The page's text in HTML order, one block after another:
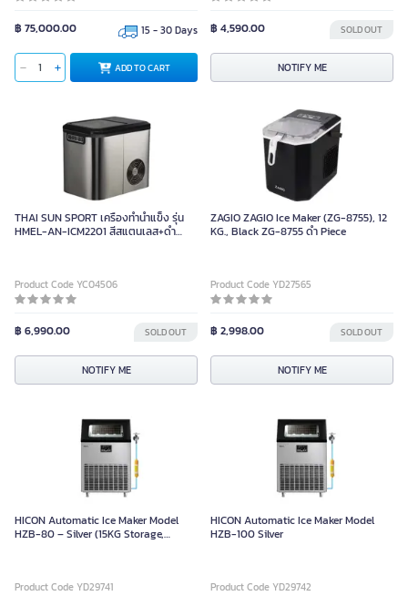
฿ 75,000.00 15 - 30 Days
ADD TO CART
Size
Half Cube
Standard Cube
ADD TO CART
฿ 4,590.00 SOLD OUT
NOTIFY ME
THAI SUN SPORT เครื่องทำน้ำแข็ง รุ่น
HMEL-AN-ICM2201 สีสแตนเลส+ดำ
Product Code YC04506
฿ 6,990.00 SOLD OUT
NOTIFY ME
ZAGIO ZAGIO Ice Maker (ZG-8755), 12
KG., Black ZG-8755 ดํา Piece
Product Code YD27565
฿ 2,998.00 SOLD OUT
NOTIFY ME
HICON Automatic Ice Maker Model
HZB-80 – Silver (15KG Storage,
Product Code YD29741
HICON Automatic Ice Maker Model
HZB-100 Silver
Product Code YD29742